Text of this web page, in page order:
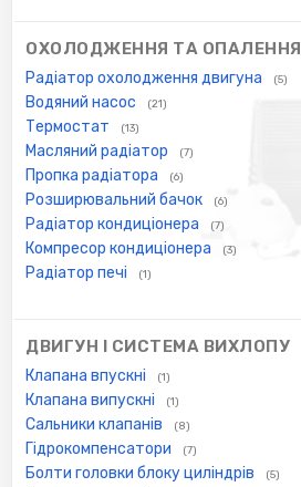
ОХОЛОДЖЕННЯ ТА ОПАЛЕННЯ
Радіатор охолодження двигуна (5)
Водяний насос (21)
Термостат (13)
Масляний радіатор (7)
Пропка радіатора (6)
Розширювальний бачок (6)
Радіатор кондиціонера (7)
Компресор кондиціонера (3)
Радіатор печі (1)
ДВИГУН І СИСТЕМА ВИХЛОПУ
Клапана впускні (1)
Клапана випускні (1)
Сальники клапанів (8)
Гідрокомпенсатори (7)
Болти головки блоку циліндрів (5)